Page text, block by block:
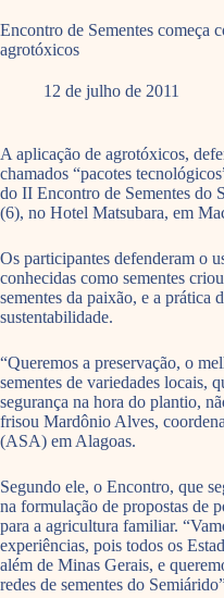
Encontro de Sementes começa
agrotóxicos
12 de julho de 2011
A aplicação de agrotóxicos,
chamados “pacotes
do II Encontro de Sementes do
(6), no Hotel Matsubara, em
Os participantes defenderam o
conhecidas como sementes
sementes da paixão, e a prática
sustentabilidade.
“Queremos a preservação, o
sementes de variedades locais,
segurança na hora do plantio,
frisou Mardônio Alves,
(ASA) em Alagoas.
Segundo ele, o Encontro, que
na formulação de propostas de
para a agricultura familiar.
experiências, pois todos os
além de Minas Gerais, e
redes de sementes do